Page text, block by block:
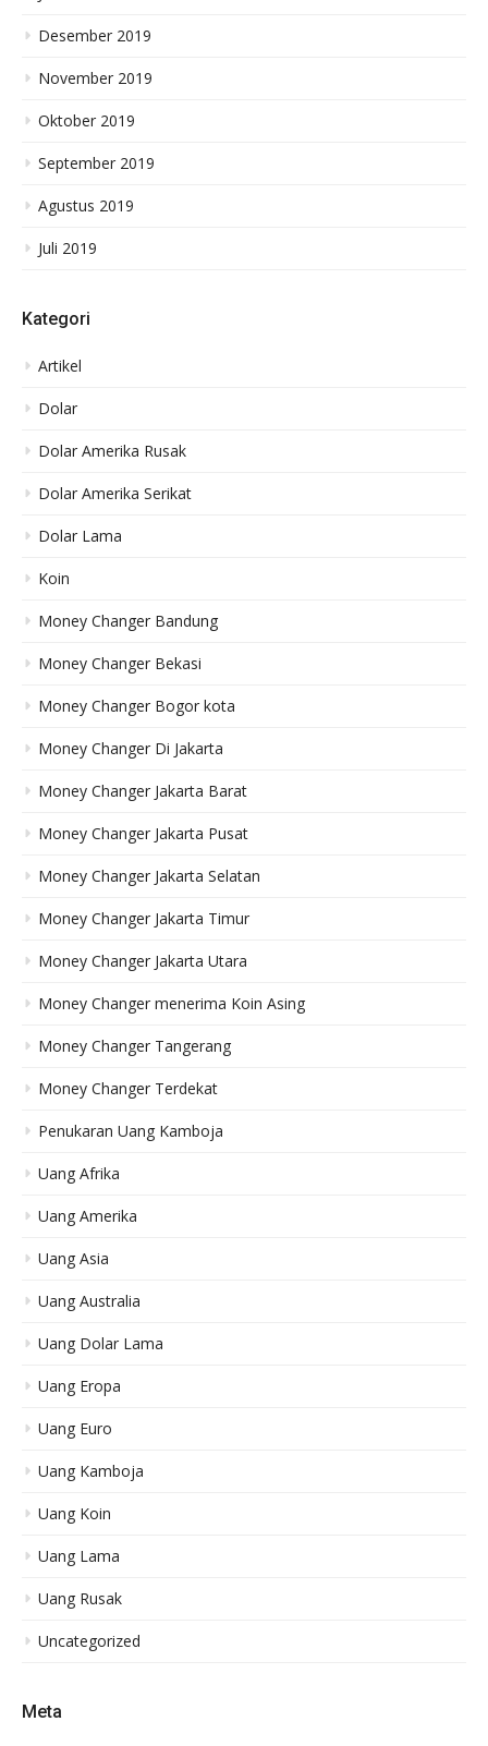
Desember 2019
November 2019
Oktober 2019
September 2019
Agustus 2019
Juli 2019
Kategori
Artikel
Dolar
Dolar Amerika Rusak
Dolar Amerika Serikat
Dolar Lama
Koin
Money Changer Bandung
Money Changer Bekasi
Money Changer Bogor kota
Money Changer Di Jakarta
Money Changer Jakarta Barat
Money Changer Jakarta Pusat
Money Changer Jakarta Selatan
Money Changer Jakarta Timur
Money Changer Jakarta Utara
Money Changer menerima Koin Asing
Money Changer Tangerang
Money Changer Terdekat
Penukaran Uang Kamboja
Uang Afrika
Uang Amerika
Uang Asia
Uang Australia
Uang Dolar Lama
Uang Eropa
Uang Euro
Uang Kamboja
Uang Koin
Uang Lama
Uang Rusak
Uncategorized
Meta